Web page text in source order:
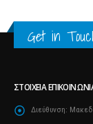
Get in
ΣΤΟΙΧΕΊΑ
Διεύθυνση: